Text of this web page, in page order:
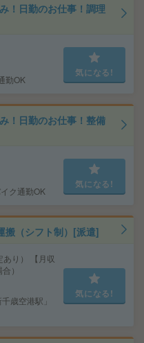
！日勤のお仕事！調理
勤OK
気になる!
！日勤のお仕事！整備
ク通勤OK
気になる!
搬（シフト制）[派遣]
り） 【月収
）
歳空港駅」
気になる!